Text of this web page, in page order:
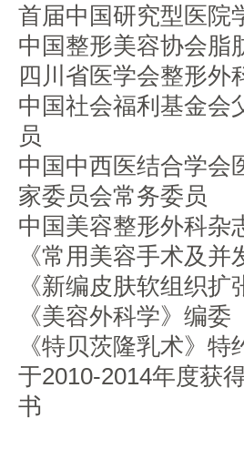
首届中国研究型医院
中国整形美容协会脂
四川省医学会整形外
中国社会福利基金会
员
中国中西医结合学会
家委员会常务委员
中国美容整形外科杂
《常用美容手术及
《新编皮肤软组织扩
《美容外科学》编委
《特贝茨隆乳术》特
于2010-2014年度获
书